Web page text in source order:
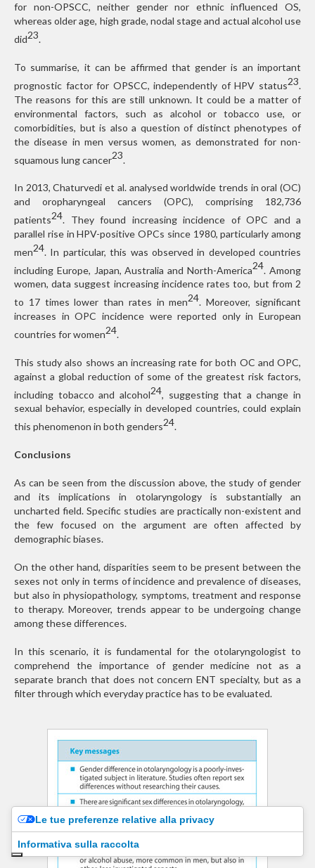
for non-OPSCC, neither gender nor ethnic influenced OS,
whereas older age, high grade, nodal stage and actual alcohol use
did23.
To summarise, it can be affirmed that gender is an important
prognostic factor for OPSCC, independently of HPV status23.
The reasons for this are still unknown. It could be a matter of
environmental factors, such as alcohol or tobacco use, or
comorbidities, but is also a question of distinct phenotypes of
the disease in men versus women, as demonstrated for non-
squamous lung cancer23.
In 2013, Chaturvedi et al. analysed worldwide trends in oral (OC)
and oropharyngeal cancers (OPC), comprising 182,736
patients24. They found increasing incidence of OPC and a
parallel rise in HPV-positive OPCs since 1980, particularly among
men24. In particular, this was observed in developed countries
including Europe, Japan, Australia and North-America24 . Among
women, data suggest increasing incidence rates too, but from 2
to 17 times lower than rates in men24. Moreover, significant
increases in OPC incidence were reported only in European
countries for women24.
This study also shows an increasing rate for both OC and OPC,
against a global reduction of some of the greatest risk factors,
including tobacco and alcohol24, suggesting that a change in
sexual behavior, especially in developed countries, could explain
this phenomenon in both genders24.
Conclusions
As can be seen from the discussion above, the study of gender
and its implications in otolaryngology is substantially an
uncharted field. Specific studies are practically non-existent and
the few focused on the argument are often affected by
demographic biases.
On the other hand, disparities seem to be present between the
sexes not only in terms of incidence and prevalence of diseases,
but also in physiopathology, symptoms, treatment and response
to therapy. Moreover, trends appear to be undergoing change
among these differences.
In this scenario, it is fundamental for the otolaryngologist to
comprehend the importance of gender medicine not as a
separate branch that does not concern ENT specialty, but as a
filter through which everyday practice has to be evaluated.
Le tue preferenze relative alla privacy
Informativa sulla raccolta